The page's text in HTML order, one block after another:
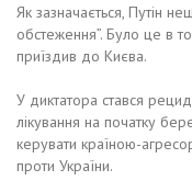
Як зазначається, Путін
обстеження”. Було це в
приїздив до Києва.
У диктатора стався
лікування на початку
керувати країною-
проти України.